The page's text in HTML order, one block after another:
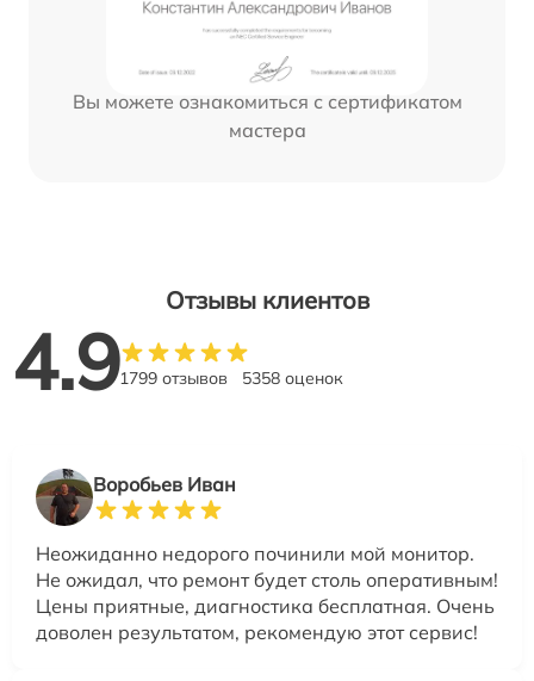
Вы можете ознакомиться с сертификатом
мастера
Отзывы клиентов
4.91799 отзывов 5358 оценок
Воробьев Иван
Неожиданно недорого починили мой монитор.
Не ожидал, что ремонт будет столь оперативным!
Цены приятные, диагностика бесплатная. Очень
доволен результатом, рекомендую этот сервис!